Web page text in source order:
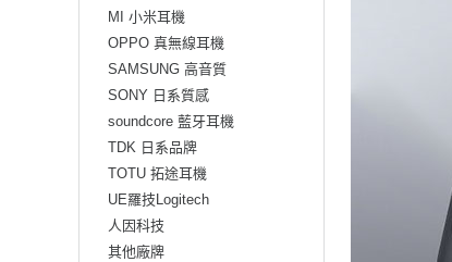
MI 小米耳機
OPPO 真無線耳機
SAMSUNG 高音質
SONY 日系質感
soundcore 藍牙耳機
TDK 日系品牌
TOTU 拓途耳機
UE羅技Logitech
人因科技
其他廠牌